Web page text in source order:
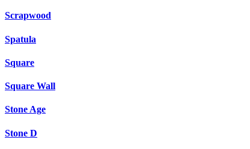
Scrapwood
Spatula
Square
Square Wall
Stone Age
Stone D